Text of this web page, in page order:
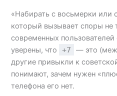
«Набирать с восьмерки или
который вызывает споры не
современных
уверены, что
+7
— это
другие привыкли к
понимают, зачем нужен
телефона его нет.